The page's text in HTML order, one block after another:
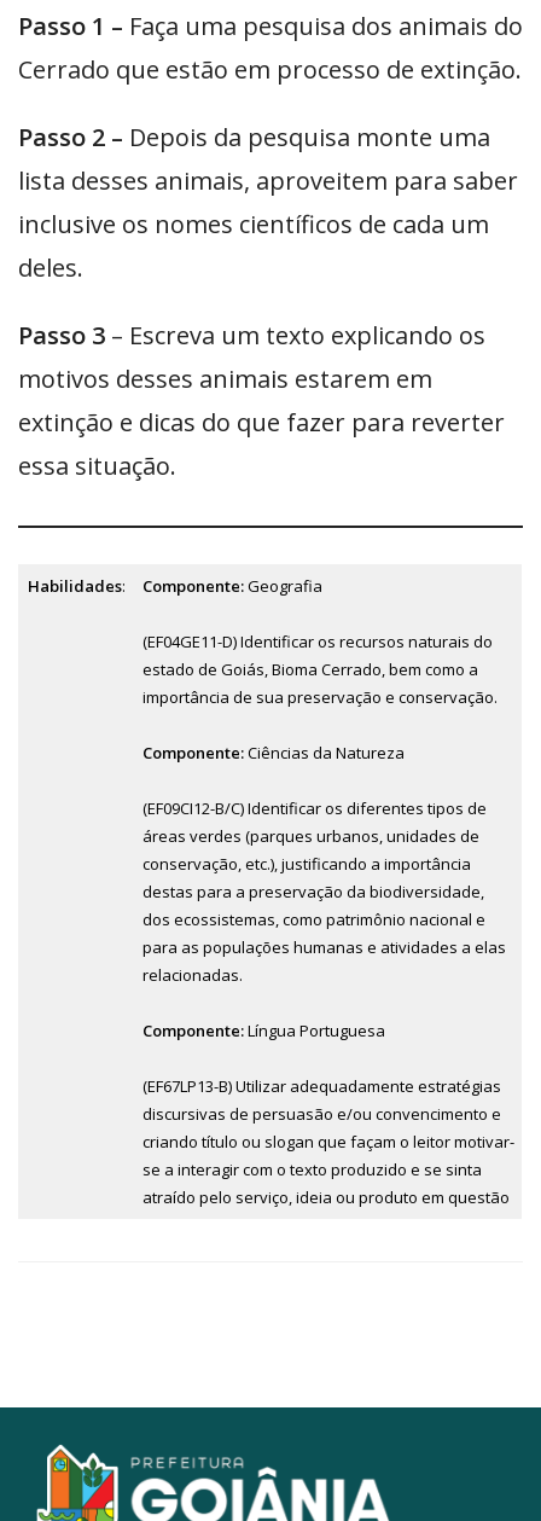
Passo 1 – Faça uma pesquisa dos animais do
Cerrado que estão em processo de extinção.
Passo 2 – Depois da pesquisa monte uma
lista desses animais, aproveitem para saber
inclusive os nomes científicos de cada um
deles.
Passo 3 – Escreva um texto explicando os
motivos desses animais estarem em
extinção e dicas do que fazer para reverter
essa situação.
Habilidades: Componente:Geografia
(EF04GE11-D) Identificar os recursos naturais do
estado de Goiás, Bioma Cerrado, bem como a
importância de sua preservação e conservação.
Componente:Ciências da Natureza
(EF09CI12-B/C) Identificar os diferentes tipos de
áreas verdes (parques urbanos, unidades de
conservação, etc.), justificando a importância
destas para a preservação da biodiversidade,
dos ecossistemas, como patrimônio nacional e
para as populações humanas e atividades a elas
relacionadas.
Componente:Língua Portuguesa
(EF67LP13-B) Utilizar adequadamente estratégias
discursivas de persuasão e/ou convencimento e
criando título ou slogan que façam o leitor motivar-
se a interagir com o texto produzido e se sinta
atraído pelo serviço, ideia ou produto em questão